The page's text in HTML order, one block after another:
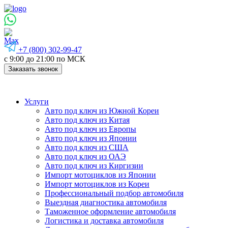
+7 (800) 302-99-47
с 9:00 до 21:00 по МСК
Заказать звонок
Услуги
Авто под ключ из Южной Кореи
Авто под ключ из Китая
Авто под ключ из Европы
Авто под ключ из Японии
Авто под ключ из США
Авто под ключ из ОАЭ
Авто под ключ из Киргизии
Импорт мотоциклов из Японии
Импорт мотоциклов из Кореи
Профессиональный подбор автомобиля
Выездная диагностика автомобиля
Таможенное оформление автомобиля
Логистика и доставка автомобиля